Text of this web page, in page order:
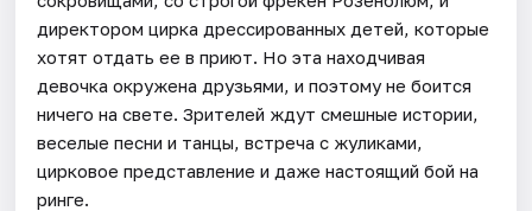
директором цирка дрессированных детей, которые
хотят отдать ее в приют. Но эта находчивая
девочка окружена друзьями, и поэтому не боится
ничего на свете. Зрителей ждут смешные истории,
веселые песни и танцы, встреча с жуликами,
цирковое представление и даже настоящий бой на
ринге.